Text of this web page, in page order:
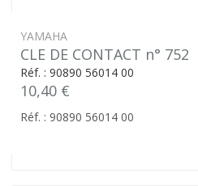
YAMAHA
CLE DE CONTACT n° 752
Réf. : 90890 56014 00
10,40 €
Réf. : 90890 56014 00